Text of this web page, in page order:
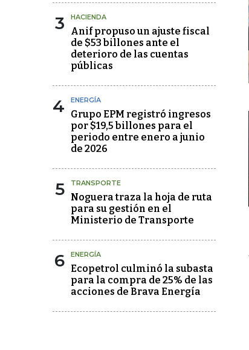
3 HACIENDA
Anif propuso un ajuste fiscal
de $53 billones ante el
deterioro de las cuentas
públicas
4 ENERGÍA
Grupo EPM registró ingresos
por $19,5 billones para el
periodo entre enero a junio
de 2026
5 TRANSPORTE
Noguera traza la hoja de ruta
para su gestión en el
Ministerio de Transporte
6 ENERGÍA
Ecopetrol culminó la subasta
para la compra de 25% de las
acciones de Brava Energía